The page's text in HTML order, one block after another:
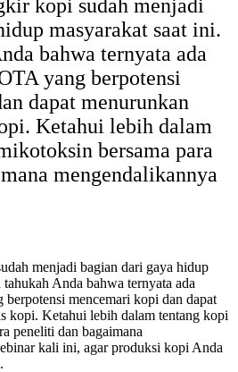
kopi sudah menjadi
masyarakat saat ini.
bahwa ternyata ada
yang berpotensi
dapat menurunkan
Ketahui lebih dalam
bersama para
mengendalikannya
menjadi bagian dari gaya hidup
Anda bahwa ternyata ada
mencemari kopi dan dapat
kopi. Ketahui lebih dalam tentang kopi
peneliti dan bagaimana
kali ini, agar produksi kopi Anda